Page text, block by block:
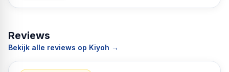
Reviews
Bekijk alle reviews op Kiyoh →